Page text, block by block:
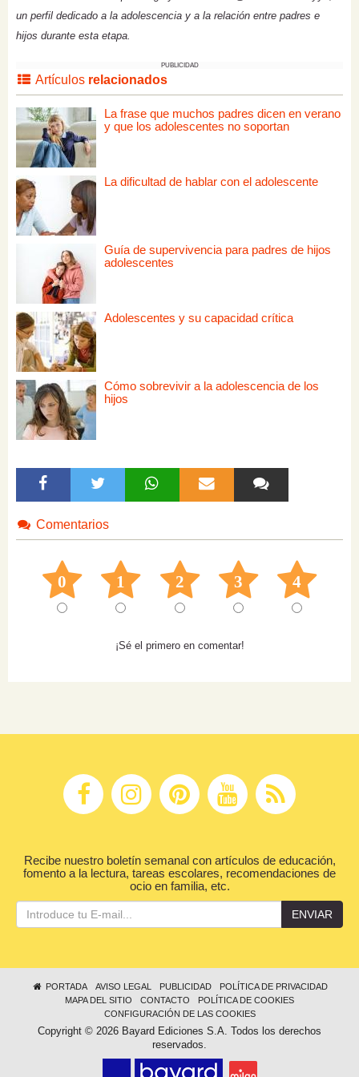
un perfil dedicado a la adolescencia y a la relación entre padres e
hijos durante esta etapa.
PUBLICIDAD
Artículos relacionados
La frase que muchos padres dicen en verano
y que los adolescentes no soportan
La dificultad de hablar con el adolescente
Guía de supervivencia para padres de hijos
adolescentes
Adolescentes y su capacidad crítica
Cómo sobrevivir a la adolescencia de los
hijos
Comentarios
0 1 2 3 4
¡Sé el primero en comentar!
Recibe nuestro boletín semanal con artículos de educación,
fomento a la lectura, tareas escolares, recomendaciones de
ocio en familia, etc.
ENVIAR
PORTADA AVISO LEGAL PUBLICIDAD
POLÍTICA DE PRIVACIDAD
MAPA DEL SITIO
CONTACTO
POLÍTICA DE COOKIES
CONFIGURACIÓN DE LAS COOKIES
Copyright © 2026 Bayard Ediciones S.A. Todos los derechos
reservados.